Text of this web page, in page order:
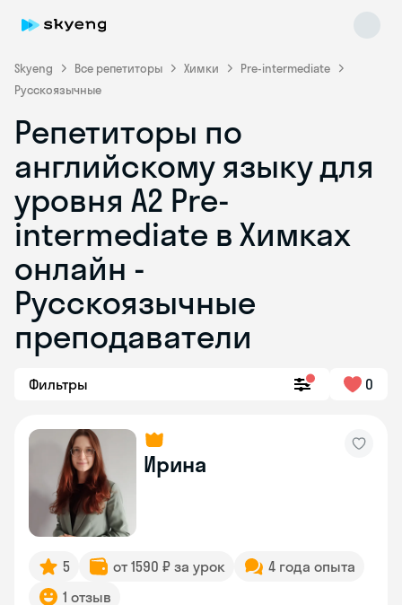
Skyeng Все репетиторы Химки
Pre-intermediate
Русскоязычные
Репетиторы по
английскому языку для
уровня A2 Pre-
intermediate в Химках
онлайн -
Русскоязычные
преподаватели
Фильтры 0
Ирина
5 от 1590 ₽ за урок
4 года опыта
1 отзыв
Skyeng Chat